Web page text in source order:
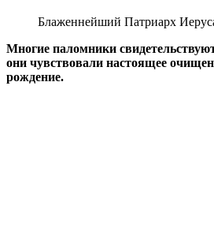
Блаженнейший Патриарх
Многие паломники
они чувствовали настоящее
рождение.